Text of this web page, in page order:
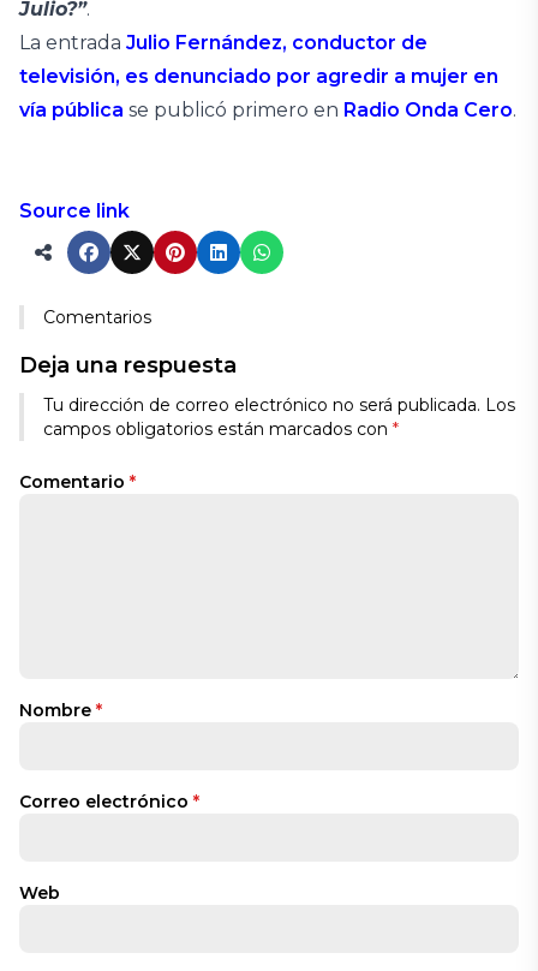
Julio?”.
La entrada Julio Fernández, conductor de
televisión, es denunciado por agredir a mujer en
vía pública se publicó primero en Radio Onda Cero.
Source link
Comentarios
Deja una respuesta
Tu dirección de correo electrónico no será publicada. Los
campos obligatorios están marcados con *
Comentario *
Nombre *
Correo electrónico *
Web